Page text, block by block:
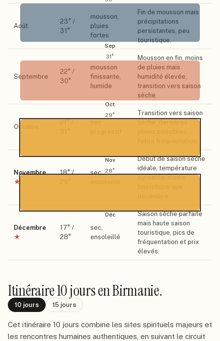
Sep
31°
Oct
29°
Nov
28°
Déc
Août
23° /
31 °
mousson,
pluies
fortes
Fin de mousson mais
précipitations
persistantes, peu
touristique.
Septembre
22° /
30°
mousson
finissante,
humide
Mousson en fin, moins
de pluies mais
humidité élevée,
transition vers saison
sèche.
Octobre
Transition vers saison
Novembre
★
18° /
sec,
Début de saison sèche
idéale, température
Décembre
★
17° /
28°
sec,
ensoleillé
Saison sèche parfaite
mais haute saison
touristique, pics de
fréquentation et prix
élevés.
Itinéraire10 joursen Birmanie.
10 jours 15 jours
Cet itinéraire 10 jours combine les sites spirituels majeurs et
les rencontres humaines authentiques, en suivant le circuit